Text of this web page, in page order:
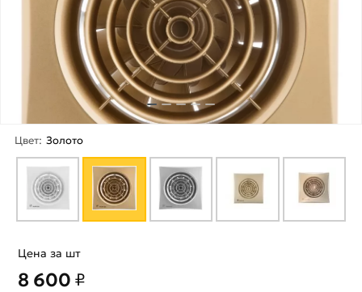
Цвет: Золото
Цена за шт
8 600 ₽